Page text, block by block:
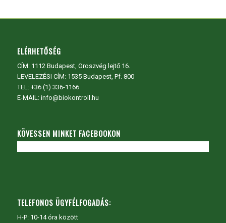
ELÉRHETŐSÉG
CÍM: 1112 Budapest, Oroszvég lejtő 16.
LEVELEZÉSI CÍM: 1535 Budapest, Pf. 800
TEL: +36 (1) 336-1166
E-MAIL: info@biokontroll.hu
KÖVESSEN MINKET FACEBOOKON
TELEFONOS ÜGYFÉLFOGADÁS:
H-P: 10-14 óra között